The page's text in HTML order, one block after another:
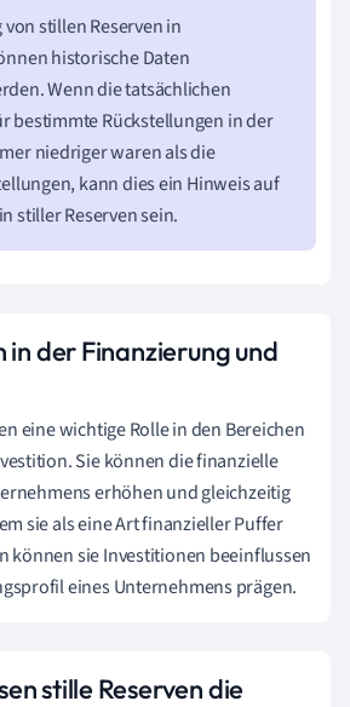
stillen Reserven in
historische Daten
Wenn die tatsächlichen
bestimmte Rückstellungen in der
niedriger waren als die
kann dies ein Hinweis auf
stiller Reserven sein.
in der Finanzierung und
eine wichtige Rolle in den Bereichen
Sie können die finanzielle
erhöhen und gleichzeitig
sie als eine Art finanzieller Puffer
können sie Investitionen beeinflussen
eines Unternehmens prägen.
stille Reserven die